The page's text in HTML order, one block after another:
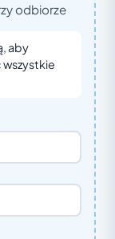
odbiorze
aby